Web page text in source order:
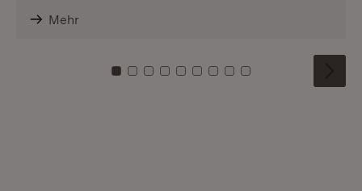
Mehr
Zu Kachel: 0
Zu Kachel: 1
Zu Kachel: 2
Zu Kachel: 3
Zu Kachel: 4
Zu Kachel: 5
Zu Kachel: 6
Zu Kachel: 7
Zu Kachel: 8